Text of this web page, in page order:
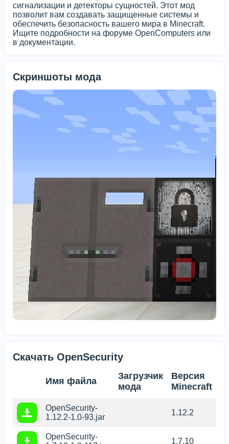
сигнализации и детекторы сущностей. Этот мод
позволит вам создавать защищенные системы и
обеспечить безопасность вашего мира в Minecraft.
Ищите подробности на форуме OpenComputers или
в документации.
Скриншоты мода
Скачать OpenSecurity
Имя файла
Загрузчик
мода
Версия
Minecraft
OpenSecurity-
1.12.2-1.0-93.jar
1.12.2
OpenSecurity-
1.7.10